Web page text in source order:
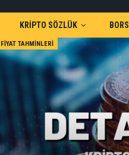
KRİPTO SÖZLÜK
FIYAT TAHMINLERI